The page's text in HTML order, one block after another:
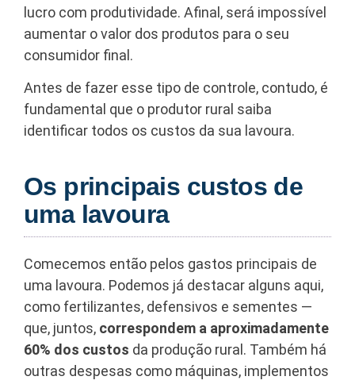
lucro com produtividade. Afinal, será impossível
aumentar o valor dos produtos para o seu
consumidor final.
Antes de fazer esse tipo de controle, contudo, é
fundamental que o produtor rural saiba
identificar todos os custos da sua lavoura.
Os principais custos de
uma lavoura
Comecemos então pelos gastos principais de
uma lavoura. Podemos já destacar alguns aqui,
como fertilizantes, defensivos e sementes —
que, juntos, correspondem a aproximadamente
60% dos custos da produção rural. Também há
outras despesas como máquinas, implementos